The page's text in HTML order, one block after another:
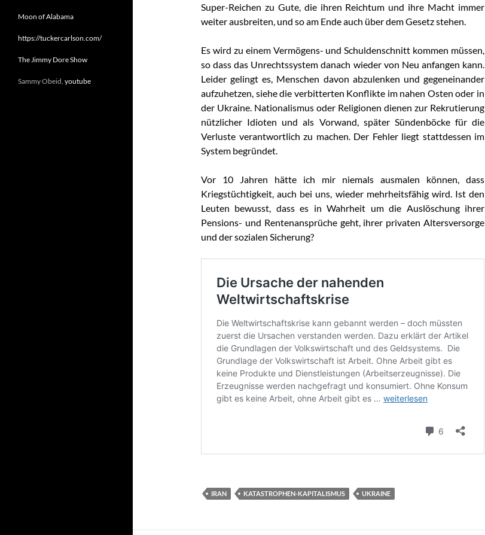
Super-Reichen zu Gute, die ihren Reichtum und ihre Macht immer
weiter ausbreiten, und so am Ende auch über dem Gesetz stehen.
Es wird zu einem Vermögens- und Schuldenschnitt kommen müssen,
so dass das Unrechtssystem danach wieder von Neu anfangen kann.
Leider gelingt es, Menschen davon abzulenken und gegeneinander
aufzuhetzen, siehe die verbitterten Konflikte im nahen Osten oder in
der Ukraine. Nationalismus oder Religionen dienen zur Rekrutierung
nützlicher Idioten und als Vorwand, später Sündenböcke für die
Verluste verantwortlich zu machen. Der Fehler liegt stattdessen im
System begründet.
Vor 10 Jahren hätte ich mir niemals ausmalen können, dass
Kriegstüchtigkeit, auch bei uns, wieder mehrheitsfähig wird. Ist den
Leuten bewusst, dass es in Wahrheit um die Auslöschung ihrer
Pensions- und Rentenansprüche geht, ihrer privaten Altersversorge
und der sozialen Sicherung?
IRAN KATASTROPHEN-KAPITALISMUS UKRAINE
Moon of Alabama
https://tuckercarlson.com/
The Jimmy Dore Show
Sammy Obeid, youtube